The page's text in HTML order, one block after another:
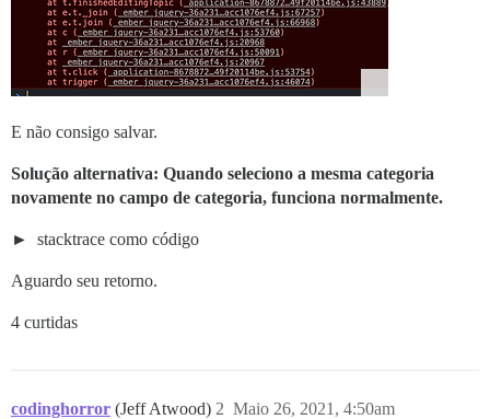
E não consigo salvar.
Solução alternativa: Quando seleciono a mesma categoria
novamente no campo de categoria, funciona normalmente.
stacktrace como código
Aguardo seu retorno.
4 curtidas
codinghorror (Jeff Atwood) Maio 26, 2021, 4:50am
2